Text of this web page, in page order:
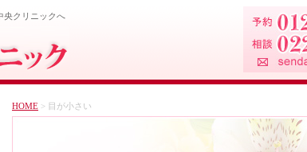
央クリニックへ
目、二重
HOME > 目が小さい